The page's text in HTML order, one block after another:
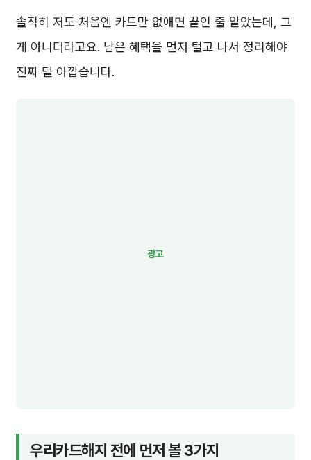
솔직히 저도 처음엔 카드만 없애면 끝인 줄 알았는데, 그
게 아니더라고요. 남은 혜택을 먼저 털고 나서 정리해야
진짜 덜 아깝습니다.
우리카드해지 전에 먼저 볼 3가지